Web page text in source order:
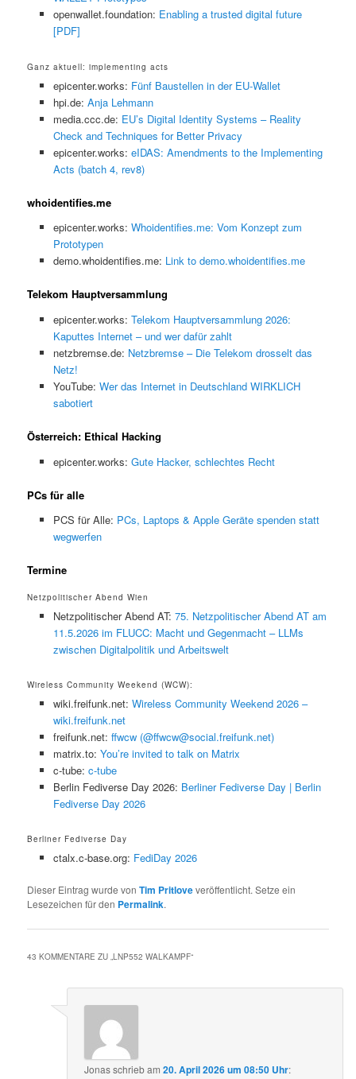
openwallet.foundation: Enabling a trusted digital future
[PDF]
Ganz aktuell: implementing acts
epicenter.works: Fünf Baustellen in der EU-Wallet
hpi.de: Anja Lehmann
media.ccc.de: EU’s Digital Identity Systems – Reality
Check and Techniques for Better Privacy
epicenter.works: eIDAS: Amendments to the Implementing
Acts (batch 4, rev8)
whoidentifies.me
epicenter.works: Whoidentifies.me: Vom Konzept zum
Prototypen
demo.whoidentifies.me: Link to demo.whoidentifies.me
Telekom Hauptversammlung
epicenter.works: Telekom Hauptversammlung 2026:
Kaputtes Internet – und wer dafür zahlt
netzbremse.de: Netzbremse – Die Telekom drosselt das
Netz!
YouTube: Wer das Internet in Deutschland WIRKLICH
sabotiert
Österreich: Ethical Hacking
epicenter.works: Gute Hacker, schlechtes Recht
PCs für alle
PCS für Alle: PCs, Laptops & Apple Geräte spenden statt
wegwerfen
Termine
Netzpolitischer Abend Wien
Netzpolitischer Abend AT: 75. Netzpolitischer Abend AT am
11.5.2026 im FLUCC: Macht und Gegenmacht – LLMs
zwischen Digitalpolitik und Arbeitswelt
Wireless Community Weekend (WCW):
wiki.freifunk.net: Wireless Community Weekend 2026 –
wiki.freifunk.net
freifunk.net: ffwcw (@ffwcw@social.freifunk.net)
matrix.to: You’re invited to talk on Matrix
c-tube: c-tube
Berlin Fediverse Day 2026: Berliner Fediverse Day | Berlin
Fediverse Day 2026
Berliner Fediverse Day
ctalx.c-base.org: FediDay 2026
Dieser Eintrag wurde vonTim Pritloveveröffentlicht. Setze ein
Lesezeichen für den Permalink.
43 KOMMENTARE ZU „LNP552 WALKAMPF“
Jonasschriebam20. April 2026 um 08:50 Uhr: